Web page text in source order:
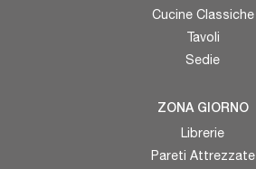
Cucine Classiche
Tavoli
Sedie
ZONA GIORNO
Librerie
Pareti Attrezzate